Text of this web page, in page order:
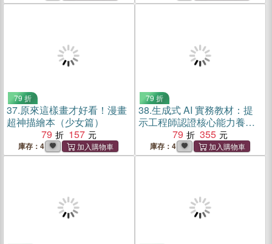
79 折
37.原來這樣畫才好看！漫畫
超神描繪本（少女篇）
79
157
庫存：4
79 折
38.生成式 AI 實務教材：提
示工程師認證核心能力養成
(含CCS Generative AI
Foundations 生成式AI人工智
慧核心能力國際認證)
79 355
庫存：4